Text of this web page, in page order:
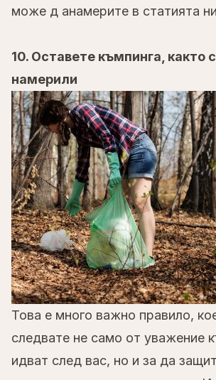
може д анамерите в статията
10. Оставете къмпинга, както
намерили
Това е много важно правило,
следвате не само от уважение
идват след вас, но и за да